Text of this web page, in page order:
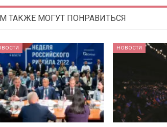
ТАКЖЕ МОГУТ ПОНРАВИТЬСЯ
НОВОСТИ